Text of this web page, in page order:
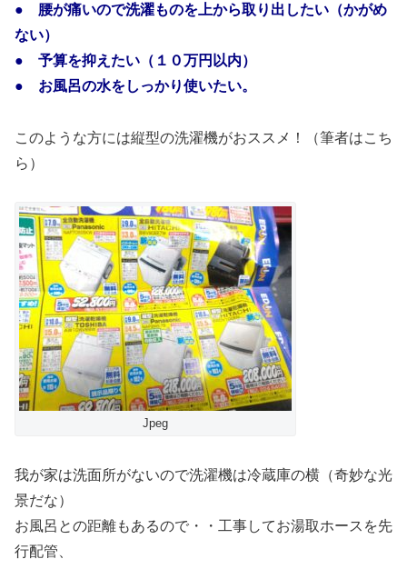
● 腰が痛いので洗濯ものを上から取り出したい（かがめ
ない）
● 予算を抑えたい（１０万円以内）
● お風呂の水をしっかり使いたい。
このような方には縦型の洗濯機がおススメ！（筆者はこち
ら）
Jpeg
我が家は洗面所がないので洗濯機は冷蔵庫の横（奇妙な光
景だな）
お風呂との距離もあるので・・工事してお湯取ホースを先
行配管、